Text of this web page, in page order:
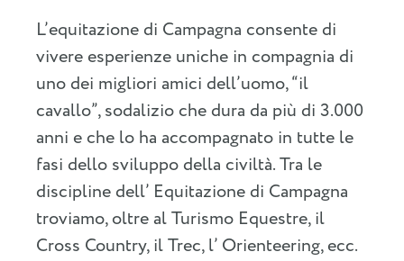
L’equitazione di Campagna consente di
vivere esperienze uniche in compagnia di
uno dei migliori amici dell’uomo, “il
cavallo”, sodalizio che dura da più di 3.000
anni e che lo ha accompagnato in tutte le
fasi dello sviluppo della civiltà. Tra le
discipline dell’ Equitazione di Campagna
troviamo, oltre al Turismo Equestre, il
Cross Country, il Trec, l’ Orienteering, ecc.